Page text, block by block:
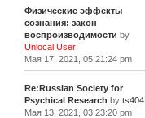
Физические эффекты
сознания: закон
воспроизводимости by
Unlocal User
Мая 17, 2021, 05:21:24 pm
Re:Russian Society for
Psychical Research by ts404
Мая 13, 2021, 03:23:20 pm